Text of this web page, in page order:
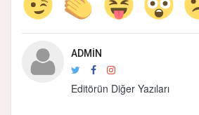
ADMIN
Editörün Diğer Yazıları